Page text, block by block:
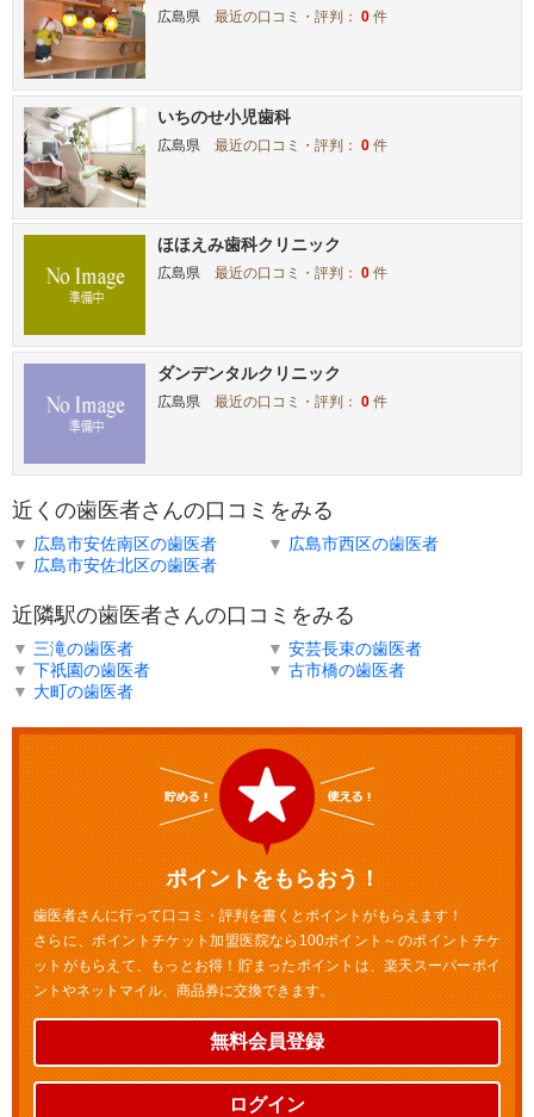
広島県 最近の口コミ・評判：0 件
いちのせ小児歯科
広島県 最近の口コミ・評判：0 件
ほほえみ歯科クリニック
広島県 最近の口コミ・評判：0 件
ダンデンタルクリニック
広島県 最近の口コミ・評判：0 件
近くの歯医者さんの口コミをみる
▼ 広島市安佐南区の歯医者 ▼ 広島市西区の歯医者
▼ 広島市安佐北区の歯医者
近隣駅の歯医者さんの口コミをみる
▼ 三滝の歯医者 ▼ 安芸長束の歯医者
▼ 下祇園の歯医者 ▼ 古市橋の歯医者
▼ 大町の歯医者
ポイントをもらおう！
歯医者さんに行って口コミ・評判を書くとポイントがもらえます！
さらに、ポイントチケット加盟医院なら100ポイント～のポイントチケ
ットがもらえて、もっとお得！貯まったポイントは、楽天スーパーポイ
ントやネットマイル、商品券に交換できます。
無料会員登録
ログイン